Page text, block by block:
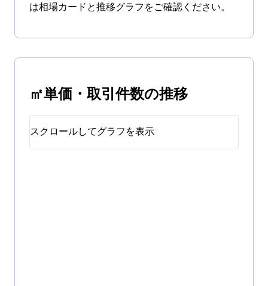
は相場カードと推移グラフをご確認ください。
㎡単価・取引件数の推移
スクロールしてグラフを表示